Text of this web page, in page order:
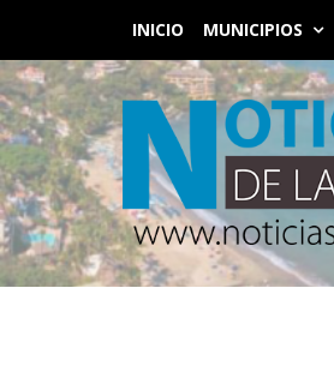
INICIO MUNICIPIOS